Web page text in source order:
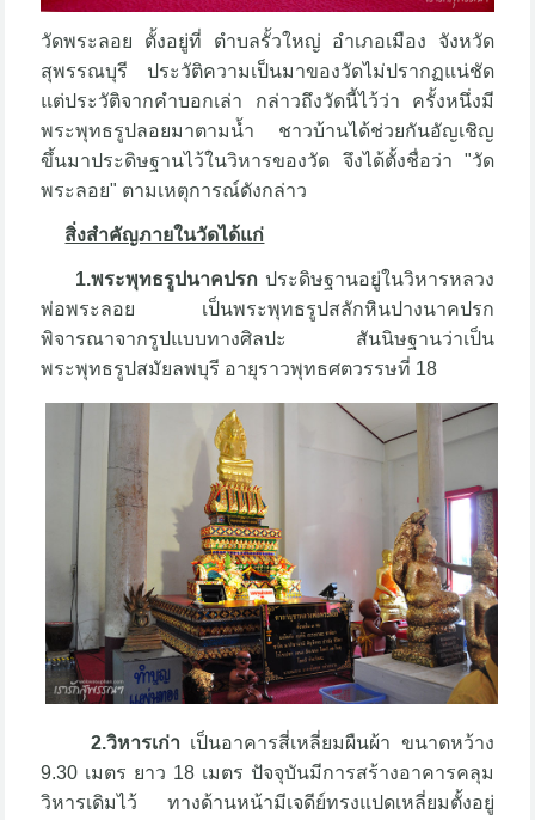
วัดพระลอย ตั้งอยู่ที่ ตำบลรั้วใหญ่ อำเภอเมือง จังหวัด
สุพรรณบุรี ประวัติความเป็นมาของวัดไม่ปรากฏแน่ชัด
แต่ประวัติจากคำบอกเล่า กล่าวถึงวัดนี้ไว้ว่า ครั้งหนึ่งมี
พระพุทธรูปลอยมาตามน้ำ ชาวบ้านได้ช่วยกันอัญเชิญ
ขึ้นมาประดิษฐานไว้ในวิหารของวัด จึงได้ตั้งชื่อว่า "วัด
พระลอย" ตามเหตุการณ์ดังกล่าว
สิ่งสำคัญภายในวัดได้แก่
1.พระพุทธรูปนาคปรก ประดิษฐานอยู่ในวิหารหลวง
พ่อพระลอย เป็นพระพุทธรูปสลักหินปางนาคปรก
พิจารณาจากรูปแบบทางศิลปะ สันนิษฐานว่าเป็น
พระพุทธรูปสมัยลพบุรี อายุราวพุทธศตวรรษที่ 18
2.วิหารเก่าเป็นอาคารสี่เหลี่ยมผืนผ้า ขนาดหว้าง
9.30 เมตร ยาว 18 เมตร ปัจจุบันมีการสร้างอาคารคลุม
วิหารเดิมไว้ ทางด้านหน้ามีเจดีย์ทรงแปดเหลี่ยมตั้งอยู่